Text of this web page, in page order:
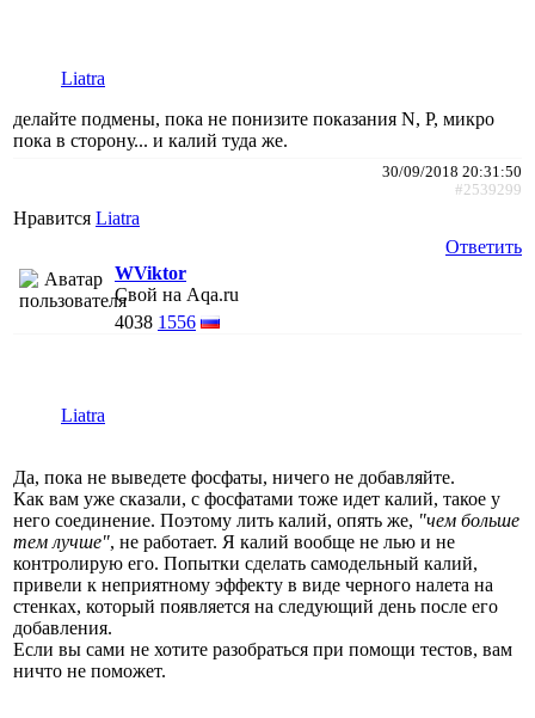
Liatra
делайте подмены, пока не понизите показания N, P, микро
пока в сторону... и калий туда же.
30/09/2018 20:31:50
#2539299
Нравится Liatra
Ответить
WViktor
Свой на Aqa.ru
4038 1556
Liatra
Да, пока не выведете фосфаты, ничего не добавляйте.
Как вам уже сказали, с фосфатами тоже идет калий, такое у
него соединение. Поэтому лить калий, опять же, "чем больше
тем лучше", не работает. Я калий вообще не лью и не
контролирую его. Попытки сделать самодельный калий,
привели к неприятному эффекту в виде черного налета на
стенках, который появляется на следующий день после его
добавления.
Если вы сами не хотите разобраться при помощи тестов, вам
ничто не поможет.